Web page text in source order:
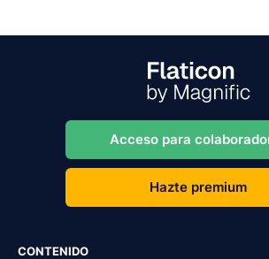
Acceso para
Hazte premium
CONTENIDO